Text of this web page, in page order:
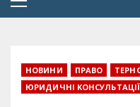
Primary
НОВИНИ ПРАВО
ЮРИДИЧНІ КОНСУЛЬТАЦІЇ